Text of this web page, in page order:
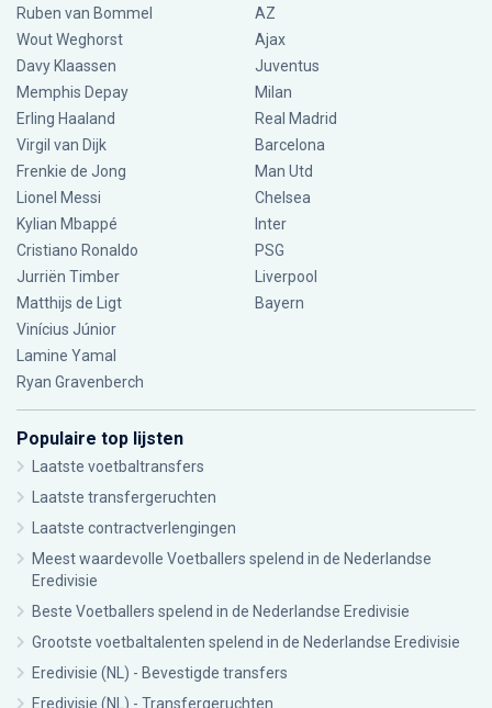
Ruben van Bommel
Wout Weghorst
Davy Klaassen
Memphis Depay
Erling Haaland
Virgil van Dijk
Frenkie de Jong
Lionel Messi
Kylian Mbappé
Cristiano Ronaldo
Jurriën Timber
Matthijs de Ligt
Vinícius Júnior
Lamine Yamal
Ryan Gravenberch
AZ
Ajax
Juventus
Milan
Real Madrid
Barcelona
Man Utd
Chelsea
Inter
PSG
Liverpool
Bayern
Populaire top lijsten
Laatste voetbaltransfers
Laatste transfergeruchten
Laatste contractverlengingen
Meest waardevolle Voetballers spelend in de Nederlandse
Eredivisie
Beste Voetballers spelend in de Nederlandse Eredivisie
Grootste voetbaltalenten spelend in de Nederlandse Eredivisie
Eredivisie (NL) - Bevestigde transfers
Eredivisie (NL) - Transfergeruchten